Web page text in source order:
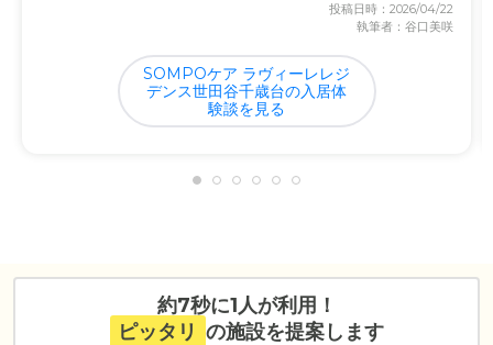
投稿日時：2026/04/22
執筆者：谷口美咲
SOMPOケア ラヴィーレレジ
デンス世田谷千歳台の入居体
験談を見る
約7秒に1人が利用！
ピッタリ の施設を提案します